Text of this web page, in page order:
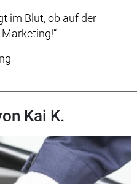
im Blut, ob auf der
Kai K.